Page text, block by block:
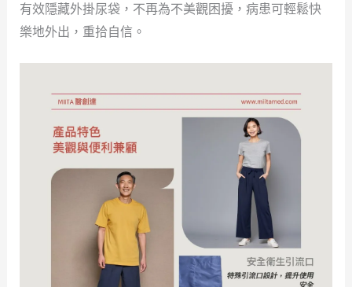
有效隱藏外掛尿袋，不再為不美觀困擾，病患可輕鬆快
樂地外出，重拾自信。